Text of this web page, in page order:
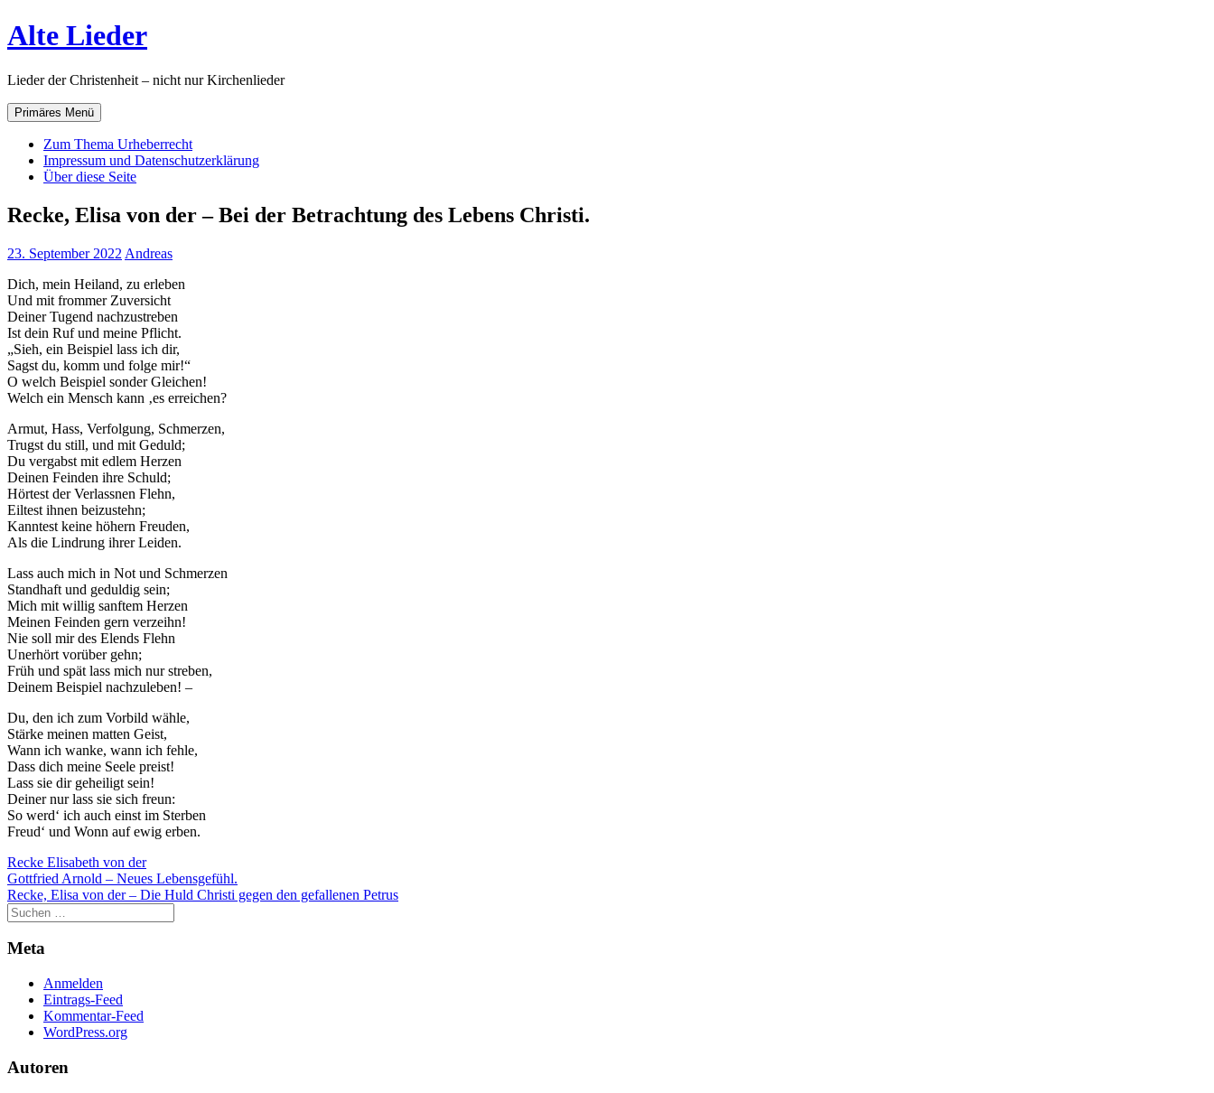
Zum
Inhalt
Alte Lieder
Lieder der Christenheit – nicht nur Kirchenlieder
Primäres Menü
Zum Thema Urheberrecht
Impressum und Datenschutzerklärung
Über diese Seite
Recke, Elisa von der – Bei der Betrachtung des Lebens Christi.
23. September 2022 Andreas
Dich, mein Heiland, zu erleben
Und mit frommer Zuversicht
Deiner Tugend nachzustreben
Ist dein Ruf und meine Pflicht.
„Sieh, ein Beispiel lass ich dir,
Sagst du, komm und folge mir!“
O welch Beispiel sonder Gleichen!
Welch ein Mensch kann ‚es erreichen?
Armut, Hass, Verfolgung, Schmerzen,
Trugst du still, und mit Geduld;
Du vergabst mit edlem Herzen
Deinen Feinden ihre Schuld;
Hörtest der Verlassnen Flehn,
Eiltest ihnen beizustehn;
Kanntest keine höhern Freuden,
Als die Lindrung ihrer Leiden.
Lass auch mich in Not und Schmerzen
Standhaft und geduldig sein;
Mich mit willig sanftem Herzen
Meinen Feinden gern verzeihn!
Nie soll mir des Elends Flehn
Unerhört vorüber gehn;
Früh und spät lass mich nur streben,
Deinem Beispiel nachzuleben! –
Du, den ich zum Vorbild wähle,
Stärke meinen matten Geist,
Wann ich wanke, wann ich fehle,
Dass dich meine Seele preist!
Lass sie dir geheiligt sein!
Deiner nur lass sie sich freun:
So werd‘ ich auch einst im Sterben
Freud‘ und Wonn auf ewig erben.
Recke Elisabeth von der
Beitragsnavigation
Gottfried Arnold – Neues Lebensgefühl.
Recke, Elisa von der – Die Huld Christi gegen den gefallenen Petrus
Meta
Anmelden
Eintrags-Feed
Kommentar-Feed
WordPress.org
Autoren